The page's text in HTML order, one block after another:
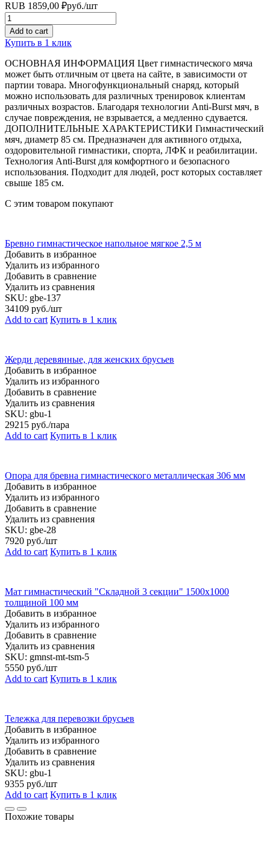
RUB 1859,00 ₽руб./шт
Quantity
Add to cart
Купить в 1 клик
ОСНОВНАЯ ИНФОРМАЦИЯ Цвет гимнастического мяча
может быть отличным от цвета на сайте, в зависимости от
партии товара. Многофункциональный снаряд, который
можно использовать для различных тренировок клиентам
различных возрастов. Благодаря технологии Anti-Burst мяч, в
случае повреждения, не взрывается, а медленно сдувается.
ДОПОЛНИТЕЛЬНЫЕ ХАРАКТЕРИСТИКИ Гимнастический
мяч, диаметр 85 см. Предназначен для активного отдыха,
оздоровительной гимнастики, спорта, ЛФК и реабилитации.
Технология Anti-Burst для комфортного и безопасного
использования. Подходит для людей, рост которых составляет
свыше 185 см.
С этим товаром покупают
Бревно гимнастическое напольное мягкое 2,5 м
Добавить в избранное
Удалить из избранного
Добавить в сравнение
Удалить из сравнения
SKU: gbe-137
34109 руб./шт
Add to cart Купить в 1 клик
Жерди деревянные, для женских брусьев
Добавить в избранное
Удалить из избранного
Добавить в сравнение
Удалить из сравнения
SKU: gbu-1
29215 руб./пара
Add to cart Купить в 1 клик
Опора для бревна гимнастического металлическая 306 мм
Добавить в избранное
Удалить из избранного
Добавить в сравнение
Удалить из сравнения
SKU: gbe-28
7920 руб./шт
Add to cart Купить в 1 клик
Мат гимнастический "Складной 3 секции" 1500х1000
толщиной 100 мм
Добавить в избранное
Удалить из избранного
Добавить в сравнение
Удалить из сравнения
SKU: gmnst-mt-tsm-5
5550 руб./шт
Add to cart Купить в 1 клик
Тележка для перевозки брусьев
Добавить в избранное
Удалить из избранного
Добавить в сравнение
Удалить из сравнения
SKU: gbu-1
9355 руб./шт
Add to cart Купить в 1 клик
Похожие товары